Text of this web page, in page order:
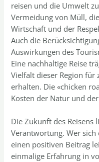
reisen und die Umwelt
Vermeidung von Müll,
Wirtschaft und der
Auch die
Auswirkungen des
Eine nachhaltige Reise
Vielfalt dieser Region für
erhalten. Die «chicken
Kosten der Natur und
Die Zukunft des
Verantwortung. Wer
einen positiven Beitrag
einmalige Erfahrung in